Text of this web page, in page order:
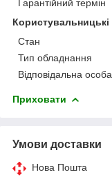
Гарантійний термін
Користувальницькі
Стан
Тип обладнання
Відповідальна особа
Приховати
Умови доставки
Нова Пошта